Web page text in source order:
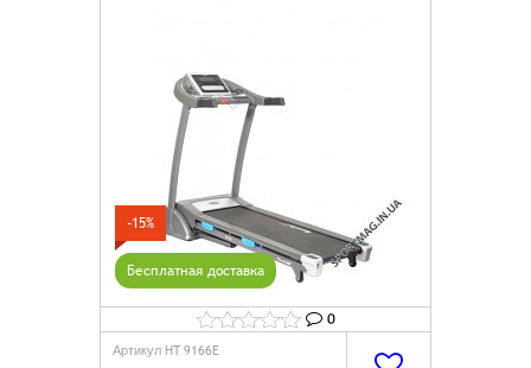
0
Бесплатная доставка
-15%
Артикул HT 9166E